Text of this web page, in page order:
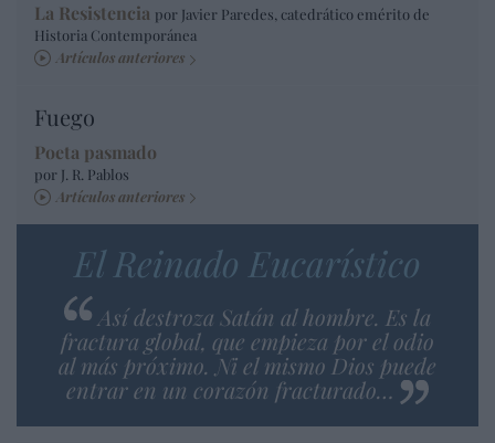
La Resistencia por Javier Paredes, catedrático emérito de
Historia Contemporánea
Artículos anteriores
Fuego
Poeta pasmado
por J. R. Pablos
Artículos anteriores
El Reinado Eucarístico
Así destroza Satán al hombre. Es la
fractura global, que empieza por el odio
al más próximo. Ni el mismo Dios puede
entrar en un corazón fracturado…